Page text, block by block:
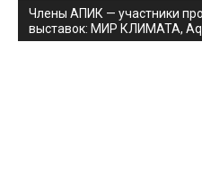
Члены АПИК — участники
выставок: МИР КЛИМАТА,